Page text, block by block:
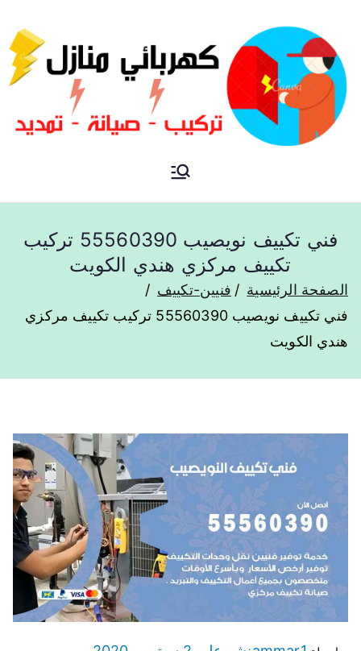
فني كهربائي منازل الكويت
فني تكييف نويصيب 55560390 تركيب
تكييف مركزي هندي الكويت
الصفحة الرئيسية
فنيين-تكييف
فني تكييف نويصيب 55560390 تركيب تكييف مركزي
هندي الكويت